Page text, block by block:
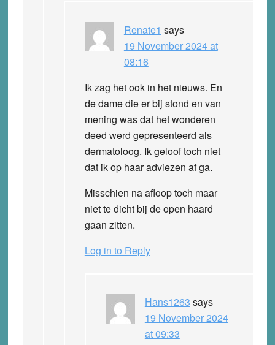
Renate1 says
19 November 2024 at
08:16
Ik zag het ook in het nieuws. En
de dame die er bij stond en van
mening was dat het wonderen
deed werd gepresenteerd als
dermatoloog. Ik geloof toch niet
dat ik op haar adviezen af ga.
Misschien na afloop toch maar
niet te dicht bij de open haard
gaan zitten.
Log in to Reply
Hans1263 says
19 November 2024
at 09:33